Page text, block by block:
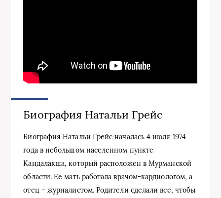
Биография Натальи Грейс
Биография Натальи Грейс началась 4 июля 1974
года в небольшом населенном пункте
Кандалакша, который расположен в Мурманской
области. Ее мать работала врачом-кардиологом, а
отец – журналистом. Родители сделали все, чтобы